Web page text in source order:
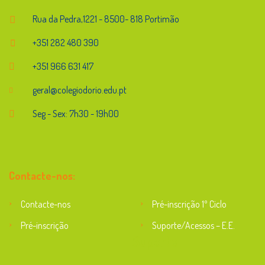
Rua da Pedra,1221 - 8500- 818 Portimão
+351 282 480 390
+351 966 631 417
geral@colegiodorio.edu.pt
Seg - Sex: 7h30 - 19h00
Contacte-nos:
Contacte-nos
Pré-inscrição 1º Ciclo
Pré-inscrição
Suporte/Acessos – E.E.